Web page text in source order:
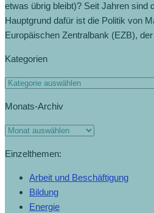
etwas übrig bleibt)? Seit Jahren sind
Hauptgrund dafür ist die Politik von
Europäischen Zentralbank (EZB),
Kategorien
Monats-Archiv
Einzelthemen:
Arbeit und Beschäftigung
Bildung
Energie